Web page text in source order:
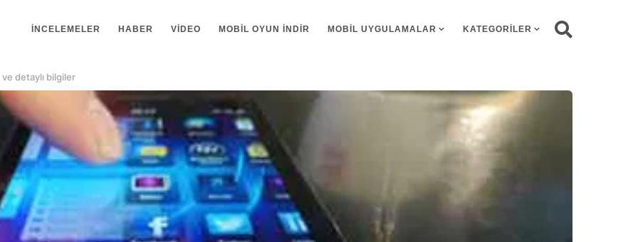
İNCELEMELER HABER VIDEO MOBIL OYUN INDIR MOBIL UYGULAMALAR KATEGORILER
detaylı bilgiler